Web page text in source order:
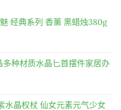
经典系列 香薰 黑蜡烛380g
多种材质水晶匕首摆件家居办
水晶权杖 仙女元素元气少女